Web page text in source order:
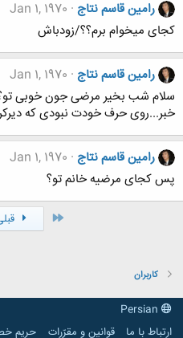
رامین قاسم نتاج Jan 1, 1970
کجای میخوام برم؟؟/زودباش
رامین قاسم نتاج Jan 1, 1970
سلام شب بخیر مرضی جون خوبی
خبر...روی حرف خودت نبودی که
رامین قاسم نتاج Jan 1, 1970
پس کجای مرضیه خانم تو؟
اول
کاربران
ارتباط با ما
قوانین و مقرّرات حریم